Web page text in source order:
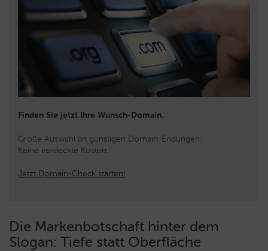
Finden Sie jetzt Ihre Wunsch-Domain.
Große Auswahl an günstigen Domain-Endungen.
Keine verdeckte Kosten.
Jetzt Domain-Check starten!
Die Markenbotschaft hinter dem
Slogan: Tiefe statt Oberfläche